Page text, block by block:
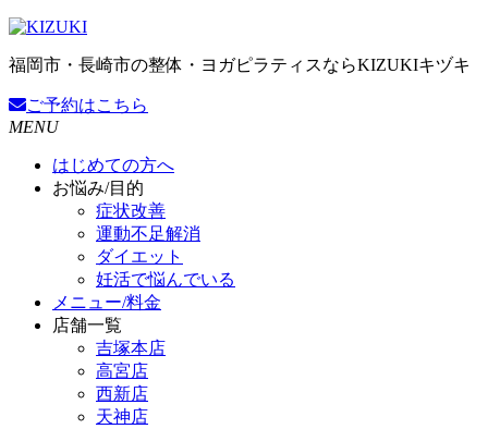
福岡市・長崎市の整体・ヨガピラティスならKIZUKIキヅキ
ご予約はこちら
MENU
はじめての方へ
お悩み/目的
症状改善
運動不足解消
ダイエット
妊活で悩んでいる
メニュー/料金
店舗一覧
吉塚本店
高宮店
西新店
天神店